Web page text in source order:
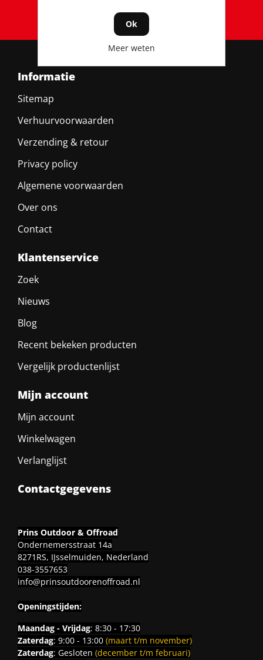
RSS
Informatie
Sitemap
Verhuurvoorwaarden
Verzending & retour
Privacy policy
Algemene voorwaarden
Over ons
Contact
Klantenservice
Zoek
Nieuws
Blog
Recent bekeken producten
Vergelijk productenlijst
Mijn account
Mijn account
Winkelwagen
Verlanglijst
Contactgegevens
Prins Outdoor & Offroad
Ondernemersstraat 14a
8271RS, IJsselmuiden, Nederland
038-3557653
info@prinsoutdoorenoffroad.nl
Openingstijden:
Maandag - Vrijdag: 8:30 - 17:30
Zaterdag: 9:00 - 13:00 (maart t/m november)
Zaterdag: Gesloten (december t/m februari)
Ok
Meer weten